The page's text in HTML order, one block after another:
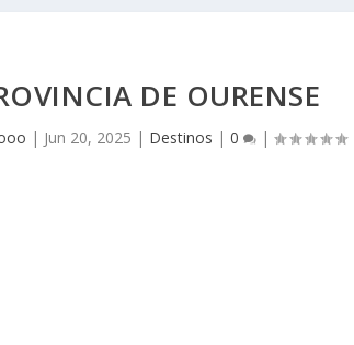
DE OURENSE
| Jun 20, 2025 | Destinos | 0 |